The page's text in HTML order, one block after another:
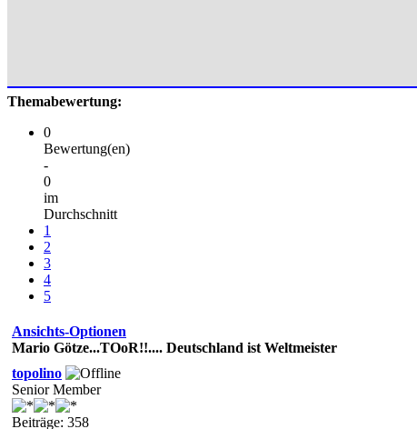
Themabewertung:
0
Bewertung(en)
-
0
im
Durchschnitt
1
2
3
4
5
Ansichts-Optionen
Mario Götze...TOoR!!.... Deutschland ist Weltmeister
topolino
Senior Member
Beiträge: 358